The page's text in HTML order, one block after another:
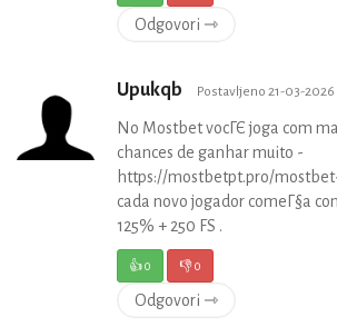
Odgovori ⇾
Upukqb Postavljeno 21-03-2026
No Mostbet vocГЄ joga com
chances de ganhar muito -
https://mostbetpt.pro/
cada novo jogador comeГ§a
125% + 250 FS .
👍0 👎0
Odgovori ⇾